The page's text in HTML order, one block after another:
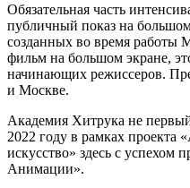
Обязательная часть
публичный показ на
созданных во время работы
фильм на большом экране,
начинающих режиссеров.
и Москве.
Академия Хитрука не
2022 году в рамках проекта
искусство» здесь с успехом
Анимации».